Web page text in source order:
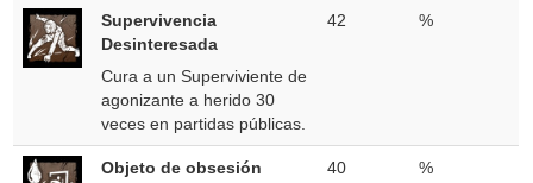
Supervivencia
Desinteresada
Cura a un Superviviente de
agonizante a herido 30
veces en partidas públicas.
42 %
Objeto de obsesión
40 %